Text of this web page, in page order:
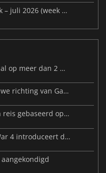
Niuwe Videogames van de week – juli 2026 (week 31)
Resident Evil Veronica staat nu al op meer dan 2 miljoen verlanglijstjes
Beast of Reincarnation: de nieuwe richting van Game Freak
Big Walk is nu verkrijgbaar: een reis gebaseerd op vriendschap
Warhammer 40.000: Dawn of War 4 introduceert de Necron-factie